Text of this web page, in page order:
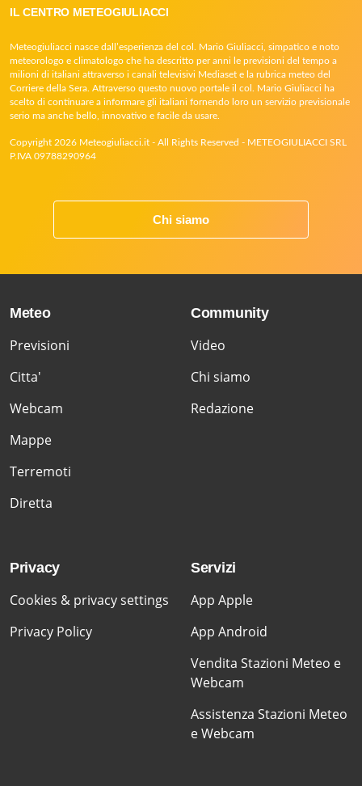
IL CENTRO METEOGIULIACCI
Meteogiuliacci nasce dall’esperienza del col. Mario Giuliacci, simpatico e noto
meteorologo e climatologo che ha descritto per anni le previsioni del tempo a
milioni di italiani attraverso i canali televisivi Mediaset e la rubrica meteo del
Corriere della Sera. Attraverso questo nuovo portale il col. Mario Giuliacci ha
scelto di continuare a informare gli italiani fornendo loro un servizio previsionale
serio ma anche bello, innovativo e facile da usare.
Copyright 2026 Meteogiuliacci.it - All Rights Reserved - METEOGIULIACCI SRL
P.IVA 09788290964
Chi siamo
Meteo
Previsioni
Citta'
Webcam
Mappe
Terremoti
Diretta
Community
Video
Chi siamo
Redazione
Privacy
Cookies & privacy settings
Privacy Policy
Servizi
App Apple
App Android
Vendita Stazioni Meteo e
Webcam
Assistenza Stazioni Meteo
e Webcam